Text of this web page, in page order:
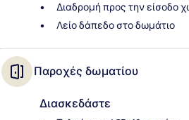
Διαδρομή προς την είσοδο
Λείο δάπεδο στο δωμάτιο
Παροχές δωματίου
Διασκεδάστε